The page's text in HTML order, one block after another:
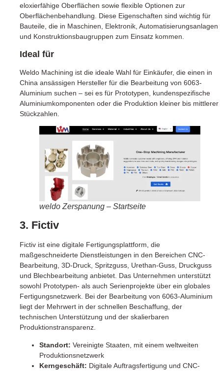
eloxierfähige Oberflächen sowie flexible Optionen zur
Oberflächenbehandlung. Diese Eigenschaften sind wichtig für
Bauteile, die in Maschinen, Elektronik, Automatisierungsanlagen
und Konstruktionsbaugruppen zum Einsatz kommen.
Ideal für
Weldo Machining ist die ideale Wahl für Einkäufer, die einen in
China ansässigen Hersteller für die Bearbeitung von 6063-
Aluminium suchen – sei es für Prototypen, kundenspezifische
Aluminiumkomponenten oder die Produktion kleiner bis mittlerer
Stückzahlen.
weldo Zerspanung – Startseite
3. Fictiv
Fictiv ist eine digitale Fertigungsplattform, die
maßgeschneiderte Dienstleistungen in den Bereichen CNC-
Bearbeitung, 3D-Druck, Spritzguss, Urethan-Guss, Druckguss
und Blechbearbeitung anbietet. Das Unternehmen unterstützt
sowohl Prototypen- als auch Serienprojekte über ein globales
Fertigungsnetzwerk. Bei der Bearbeitung von 6063-Aluminium
liegt der Mehrwert in der schnellen Beschaffung, der
technischen Unterstützung und der skalierbaren
Produktionstransparenz.
Standort: Vereinigte Staaten, mit einem weltweiten
Produktionsnetzwerk
Kerngeschäft: Digitale Auftragsfertigung und CNC-